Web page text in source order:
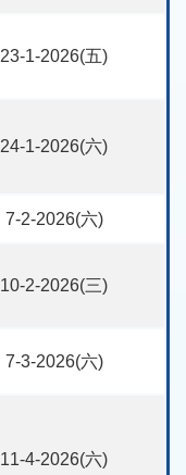
23-1-2026(五)
24-1-2026(六)
7-2-2026(六)
10-2-2026(三)
7-3-2026(六)
11-4-2026(六)